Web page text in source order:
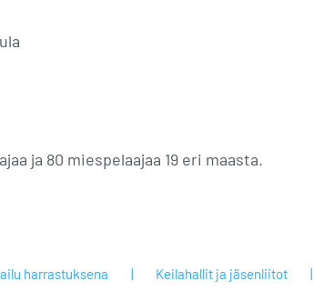
ja 80 miespelaajaa 19 eri maasta.
harrastuksena Keilahallit ja jäsenliitot